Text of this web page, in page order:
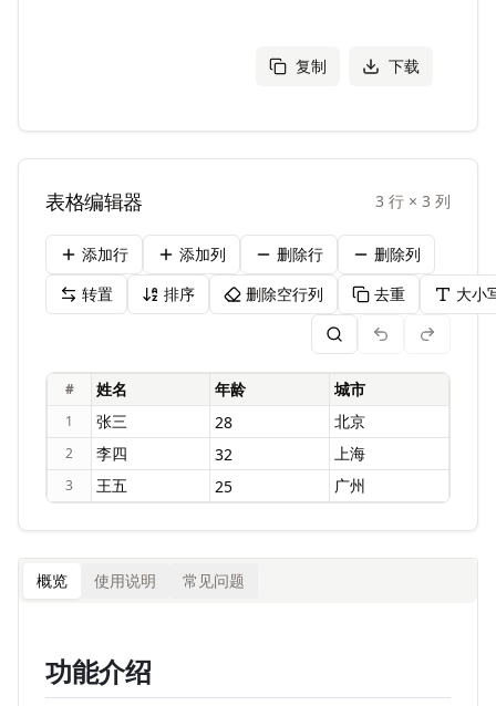
复制 下载
表格编辑器 3 行 × 3 列
添加行 添加列 删除行
删除列
转置
排序 删除空行列 去重 大小
#
1
2
3
概览 使用说明 常见问题
功能介绍